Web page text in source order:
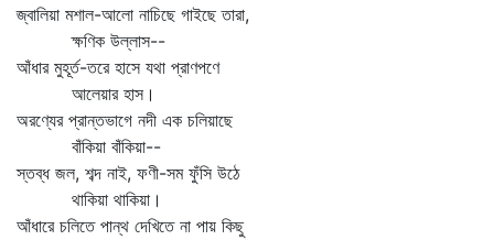
জ্বালিয়া মশাল-আলো নাচিছে গাইছে তারা,
ক্ষণিক উল্লাস--
আঁধার মুহূর্ত-তরে হাসে যথা প্রাণপণে
আলেয়ার হাস।
অরণ্যের প্রান্তভাগে নদী এক চলিয়াছে
বাঁকিয়া বাঁকিয়া--
স্তব্ধ জল, শব্দ নাই, ফণী-সম ফুঁসি উঠে
থাকিয়া থাকিয়া।
আঁধারে চলিতে পান্থ দেখিতে না পায় কিছু